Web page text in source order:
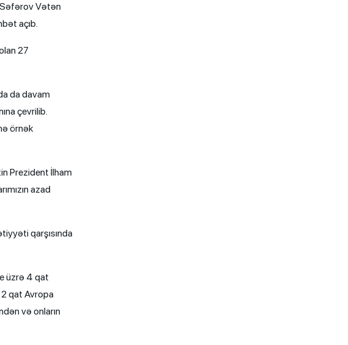
Səfərov Vətən
açıb.
27
da davam
çevrilib.
örnək
Prezident İlham
azad
qarşısında
üzrə 4 qat
qat Avropa
və onların